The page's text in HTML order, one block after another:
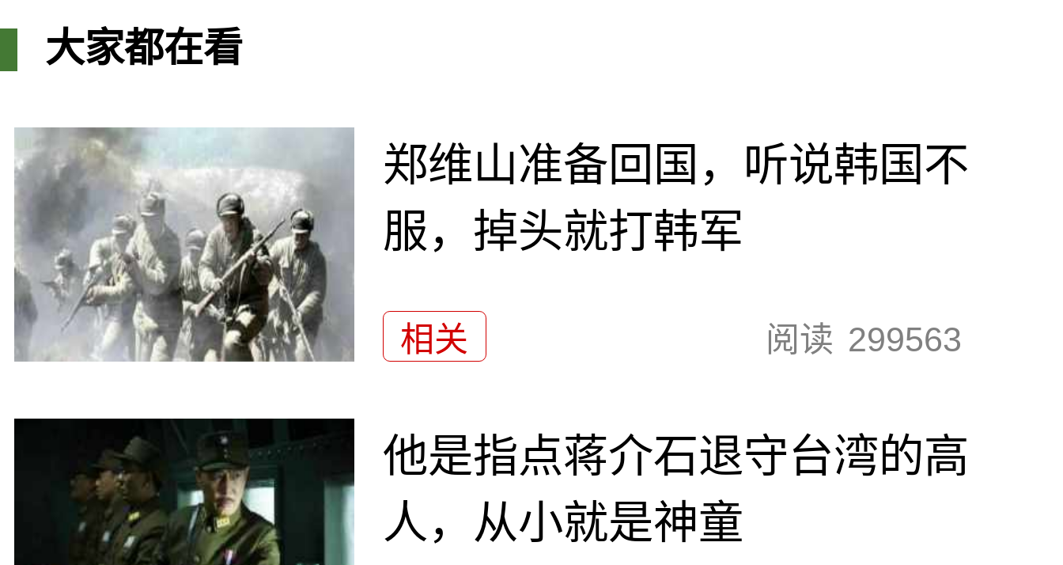
大家都在看
郑维山准备回国，听说韩国不
服，掉头就打韩军
相关 阅读 299563
他是指点蒋介石退守台湾的高
人，从小就是神童